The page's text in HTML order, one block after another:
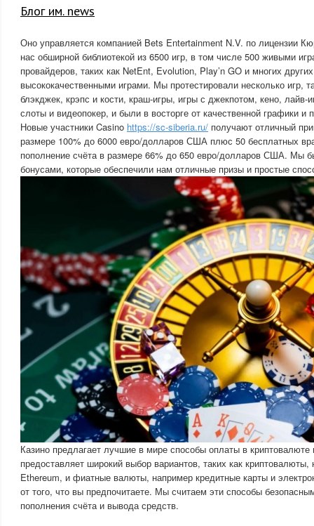
Блог им. news
Оно управляется компанией Bets Entertainment N.V. по лицензии
нас обширной библиотекой из 6500 игр, в том числе 500 живыми
провайдеров, таких как NetEnt, Evolution, Play’n GO и многих
высококачественными играми. Мы протестировали несколько игр,
блэкджек, крэпс и кости, краш-игры, игры с джекпотом, кено, лайв-
слоты и видеопокер, и были в восторге от качественной графики и
Новые участники Casino https://sc-siberia.ru/ получают отличный
размере 100% до 6000 евро/долларов США плюс 50 бесплатных
пополнение счёта в размере 66% до 650 евро/долларов США. Мы
бонусами, которые обеспечили нам отличные призы и простые
Казино предлагает лучшие в мире способы оплаты в
предоставляет широкий выбор вариантов, таких как
Ethereum, и фиатные валюты, например кредитные карты и
от того, что вы предпочитаете. Мы считаем эти способы
пополнения счёта и вывода средств.